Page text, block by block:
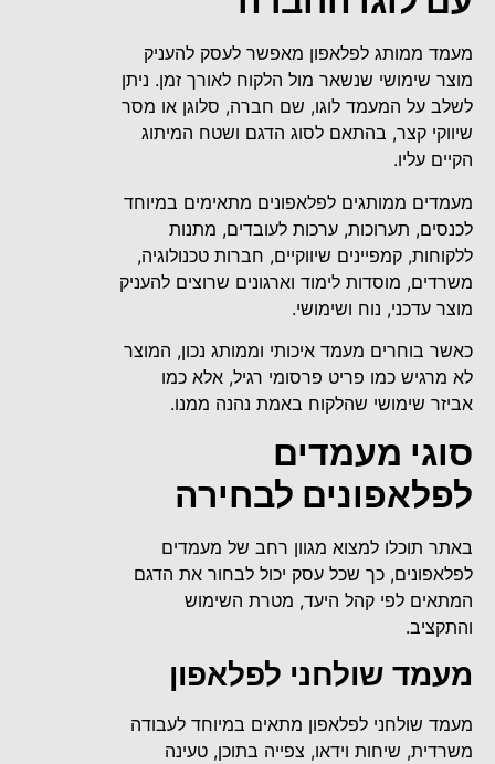
מעמד ממותג לפלאפון מאפשר לעסק להעניק
מוצר שימושי שנשאר מול הלקוח לאורך זמן. ניתן
לשלב על המעמד לוגו, שם חברה, סלוגן או מסר
שיווקי קצר, בהתאם לסוג הדגם ושטח המיתוג
הקיים עליו.
מעמדים ממותגים לפלאפונים מתאימים במיוחד
לכנסים, תערוכות, ערכות לעובדים, מתנות
ללקוחות, קמפיינים שיווקיים, חברות טכנולוגיה,
משרדים, מוסדות לימוד וארגונים שרוצים להעניק
מוצר עדכני, נוח ושימושי.
כאשר בוחרים מעמד איכותי וממותג נכון, המוצר
לא מרגיש כמו פריט פרסומי רגיל, אלא כמו
אביזר שימושי שהלקוח באמת נהנה ממנו.
סוגי מעמדים
לפלאפונים לבחירה
באתר תוכלו למצוא מגוון רחב של מעמדים
לפלאפונים, כך שכל עסק יכול לבחור את הדגם
המתאים לפי קהל היעד, מטרת השימוש
והתקציב.
מעמד שולחני לפלאפון
מעמד שולחני לפלאפון מתאים במיוחד לעבודה
משרדית, שיחות וידאו, צפייה בתוכן, טעינה